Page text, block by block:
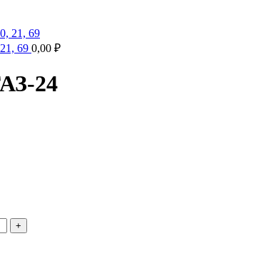
69 0,00 ₽
24